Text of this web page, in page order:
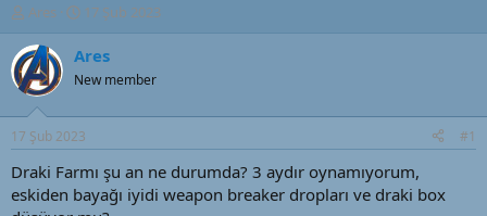
K
o
n
u
y
u
B
a
ş
l
a
Ares
B
a
ş
a
g
ı
ç
a
17 Şub 2023
Ares
New member
17 Şub 2023 #1
Draki Farmı şu an ne durumda? 3 aydır oynamıyorum,
eskiden bayağı iyidi weapon breaker dropları ve draki box